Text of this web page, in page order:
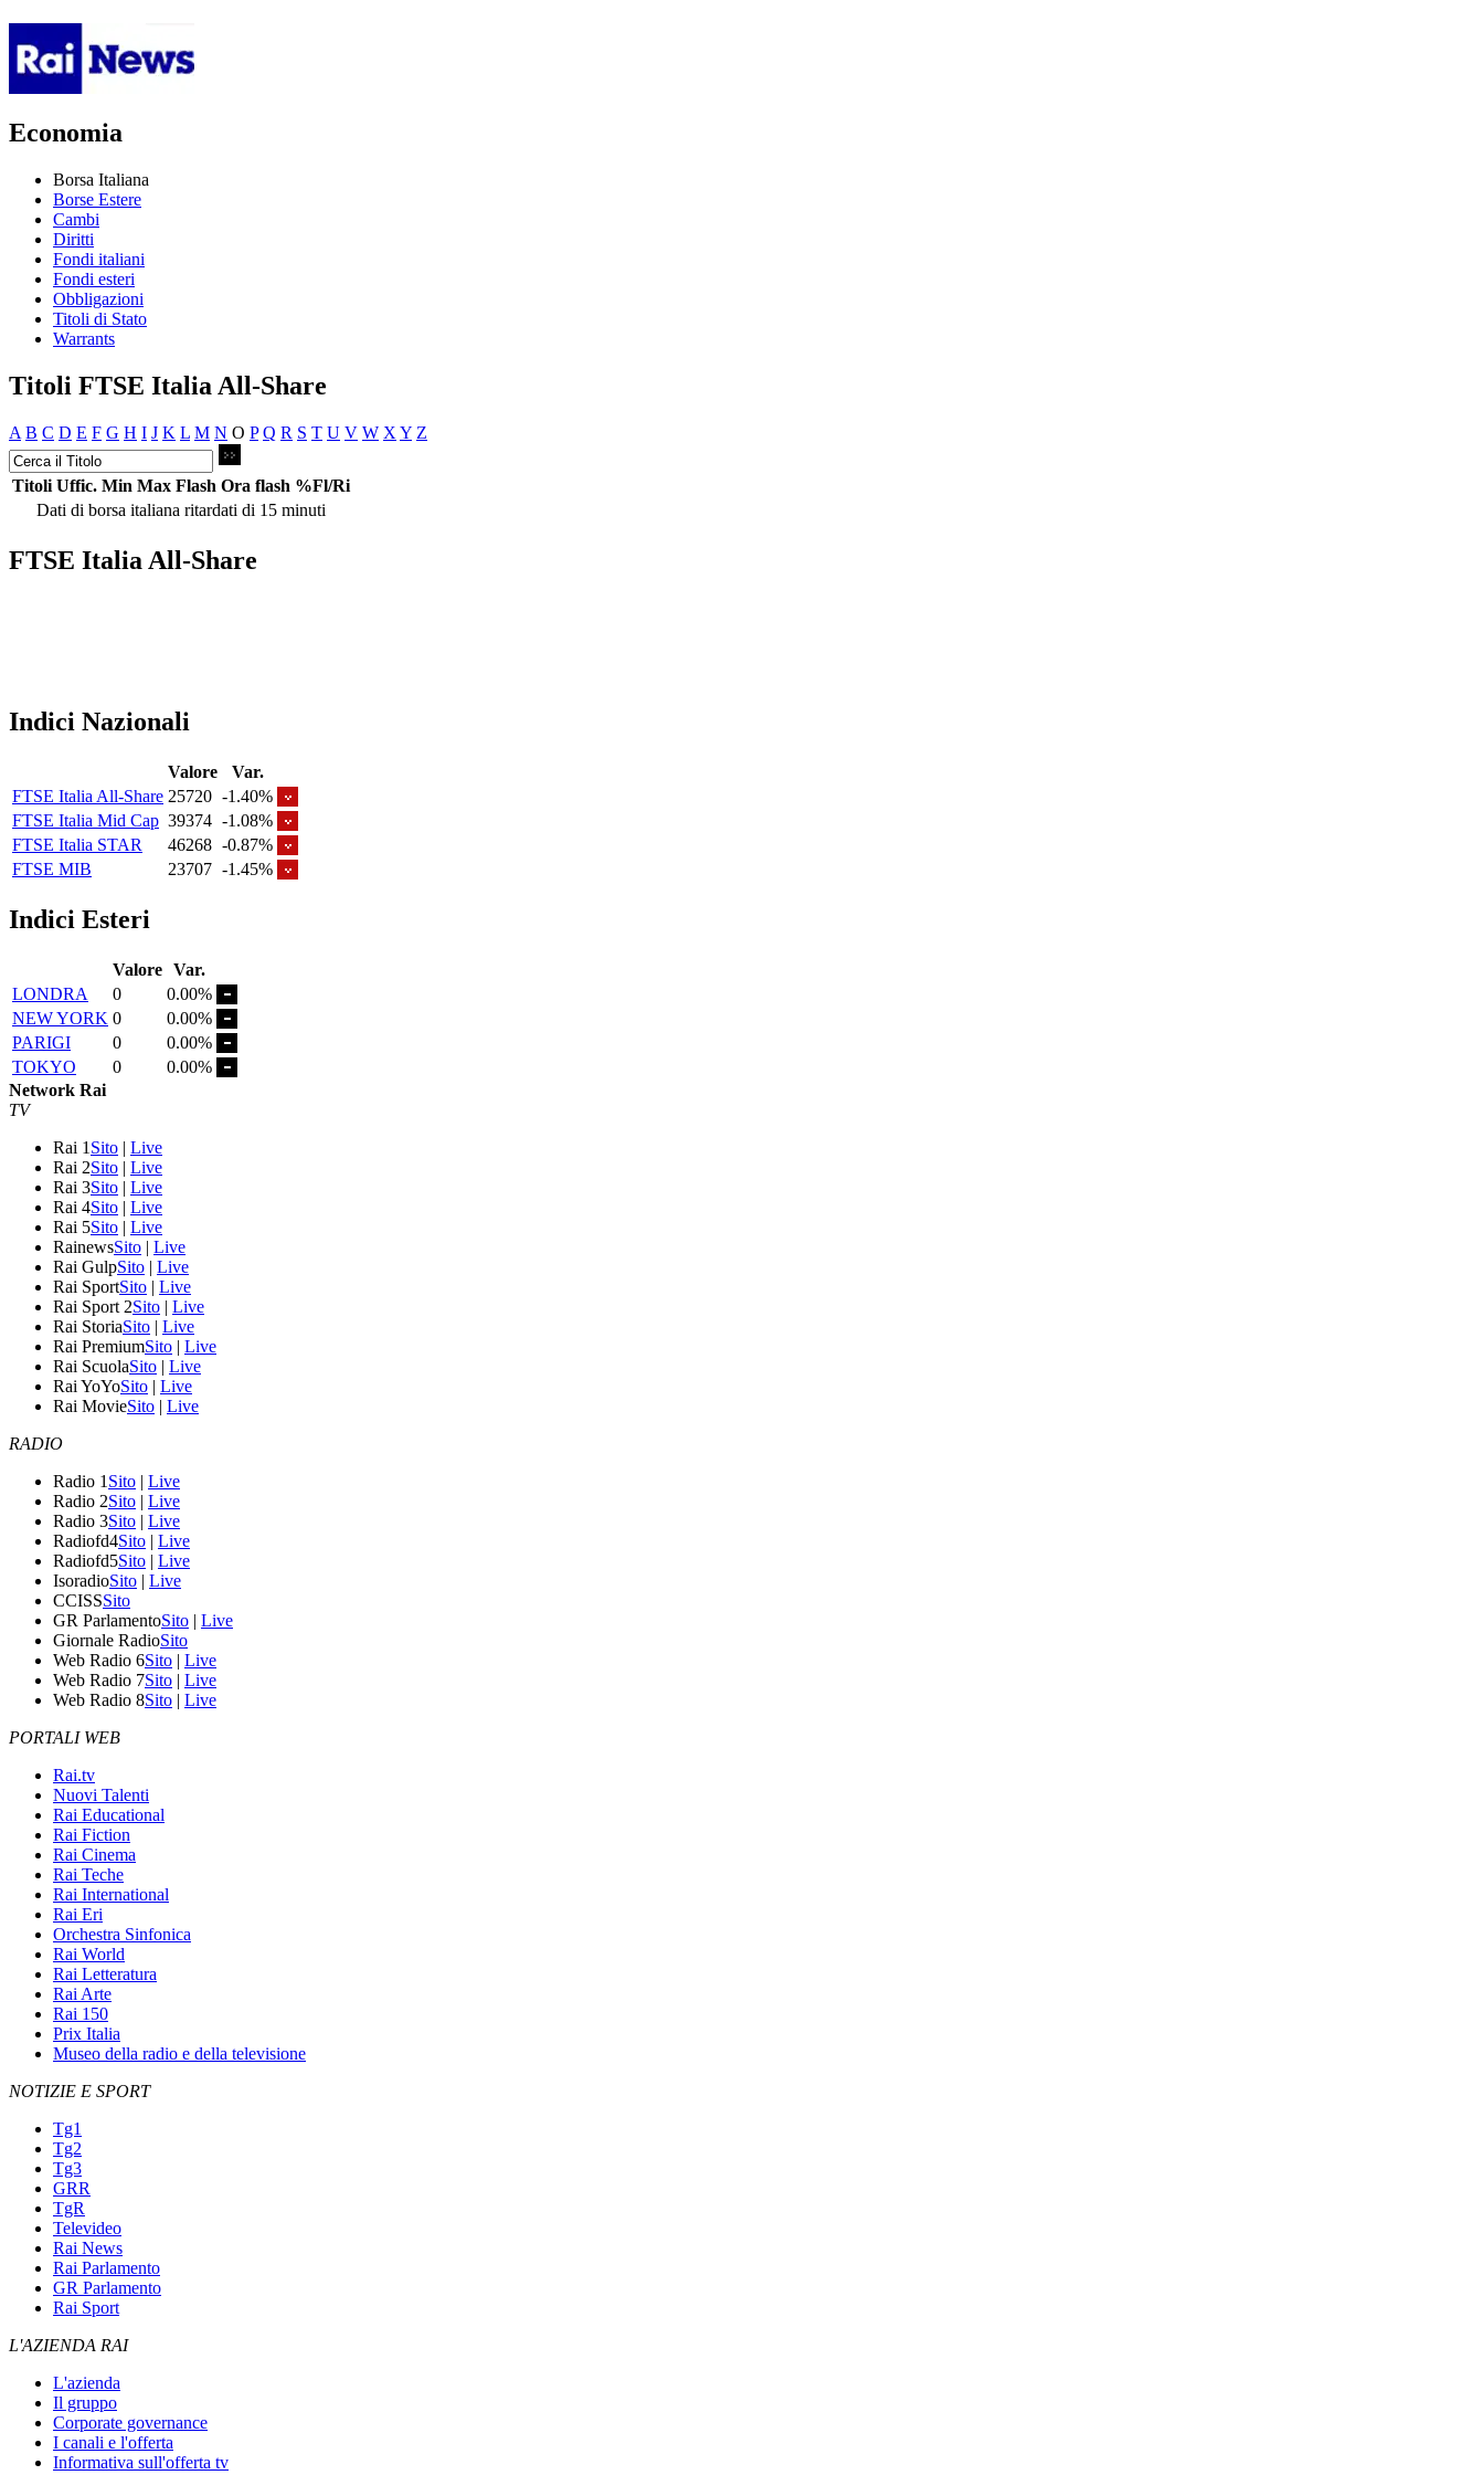
Economia
Borsa Italiana
Borse Estere
Cambi
Diritti
Fondi italiani
Fondi esteri
Obbligazioni
Titoli di Stato
Warrants
Titoli FTSE Italia All-Share
A B C D E F G H I J K L M N O P Q R S T U V W X Y Z
Titoli Uffic. Min Max Flash Ora flash %Fl/Ri
Dati di borsa italiana ritardati di 15 minuti
FTSE Italia All-Share
Indici Nazionali
Valore
Var.
FTSE Italia All-Share 25720 -1.40%
FTSE Italia Mid Cap 39374 -1.08%
FTSE Italia STAR
46268 -0.87%
FTSE MIB
23707 -1.45%
Indici Esteri
Valore Var.
LONDRA
0
0.00%
NEW YORK 0
0.00%
PARIGI
0
0.00%
TOKYO
0
0.00%
Network Rai
TV
Rai 1 Sito | Live
Rai 2Sito | Live
Rai 3Sito | Live
Rai 4Sito | Live
Rai 5Sito | Live
RainewsSito | Live
Rai GulpSito | Live
Rai SportSito | Live
Rai Sport 2Sito | Live
Rai StoriaSito | Live
Rai PremiumSito | Live
Rai ScuolaSito | Live
Rai YoYoSito | Live
Rai MovieSito | Live
RADIO
Radio 1 Sito | Live
Radio 2Sito | Live
Radio 3Sito | Live
Radiofd4Sito | Live
Radiofd5Sito | Live
IsoradioSito | Live
CCISSSito
GR ParlamentoSito | Live
Giornale RadioSito
Web Radio 6Sito | Live
Web Radio 7Sito | Live
Web Radio 8Sito | Live
PORTALI WEB
Rai.tv
Nuovi Talenti
Rai Educational
Rai Fiction
Rai Cinema
Rai Teche
Rai International
Rai Eri
Orchestra Sinfonica
Rai World
Rai Letteratura
Rai Arte
Rai 150
Prix Italia
Museo della radio e della televisione
NOTIZIE E SPORT
Tg1
Tg2
Tg3
GRR
TgR
Televideo
Rai News
Rai Parlamento
GR Parlamento
Rai Sport
L'AZIENDA RAI
L'azienda
Il gruppo
Corporate governance
I canali e l'offerta
Informativa sull'offerta tv